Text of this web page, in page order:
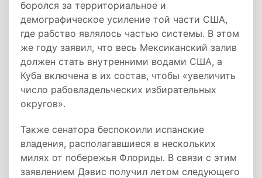
боролся за территориальное и
демографическое усиление той части США,
где рабство являлось частью системы. В этом
же году заявил, что весь Мексиканский залив
должен стать внутренними водами США, а
Куба включена в их состав, чтобы «увеличить
число рабовладельческих избирательных
округов».
Также сенатора беспокоили испанские
владения, располагавшиеся в нескольких
милях от побережья Флориды. В связи с этим
заявлением Дэвис получил летом следующего